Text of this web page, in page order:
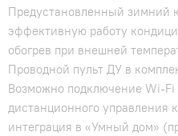
Предустановленный зимний
эффективную работу
обогрев при внешней
Проводной пульт ДУ в
Возможно подключение Wi-Fi
дистанционного управления
интеграция в «Умный дом»